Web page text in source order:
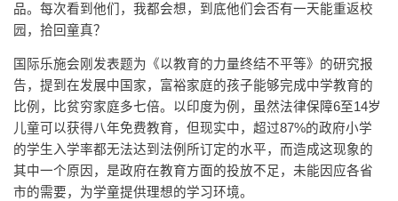
品。每次看到他们，我都会想，到底他们会否有一天能重返校
园，拾回童真？
国际乐施会刚发表题为《以教育的力量终结不平等》的研究报
告，提到在发展中国家，富裕家庭的孩子能够完成中学教育的
比例，比贫穷家庭多七倍。以印度为例，虽然法律保障6至14岁
儿童可以获得八年免费教育，但现实中，超过87%的政府小学
的学生入学率都无法达到法例所订定的水平，而造成这现象的
其中一个原因，是政府在教育方面的投放不足，未能因应各省
市的需要，为学童提供理想的学习环境。